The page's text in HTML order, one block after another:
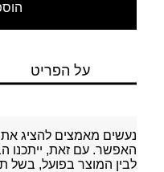
על הפריט
נעשים מאמצים להציג את
האפשר. עם זאת, ייתכנו
לבין המוצר בפועל, בשל